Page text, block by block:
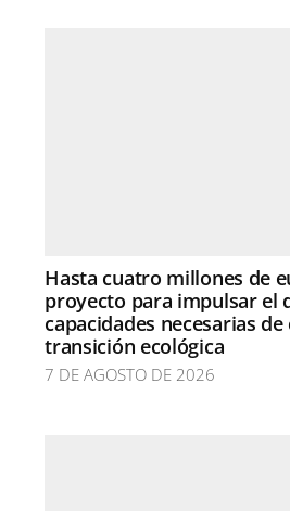
Hasta cuatro millones de
proyecto para impulsar el
capacidades necesarias de
transición ecológica
7 DE AGOSTO DE 2026